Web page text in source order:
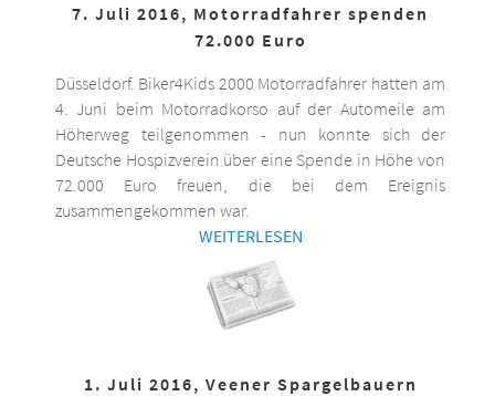
7. Juli 2016, Motorradfahrer spenden
72.000 Euro
Düsseldorf. Biker4Kids 2000 Motorradfahrer hatten am
4. Juni beim Motorradkorso auf der Automeile am
Höherweg teilgenommen - nun konnte sich der
Deutsche Hospizverein über eine Spende in Höhe von
72.000 Euro freuen, die bei dem Ereignis
zusammengekommen war.
WEITERLESEN
1. Juli 2016, Veener Spargelbauern